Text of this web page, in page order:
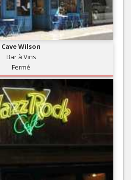
Cave Wilson
Bar à Vins
Fermé